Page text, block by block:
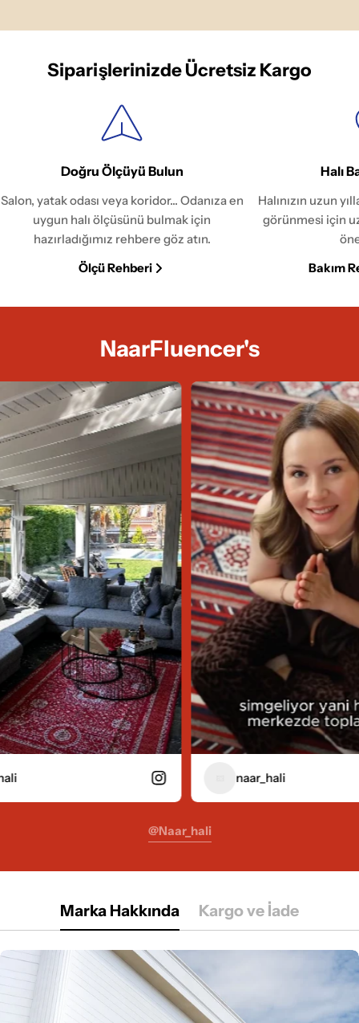
Siparişlerinizde Ücretsiz Kargo
Doğru Ölçüyü Bulun
Salon, yatak odası veya koridor... Odanıza en
uygun halı ölçüsünü bulmak için
hazırladığımız rehbere göz atın.
Ölçü Rehberi
Halı
Halınızın uzun
görünmesi için
Bakım
NaarFluencer's
@naar_hali
Marka Hakkında Kargo ve İade